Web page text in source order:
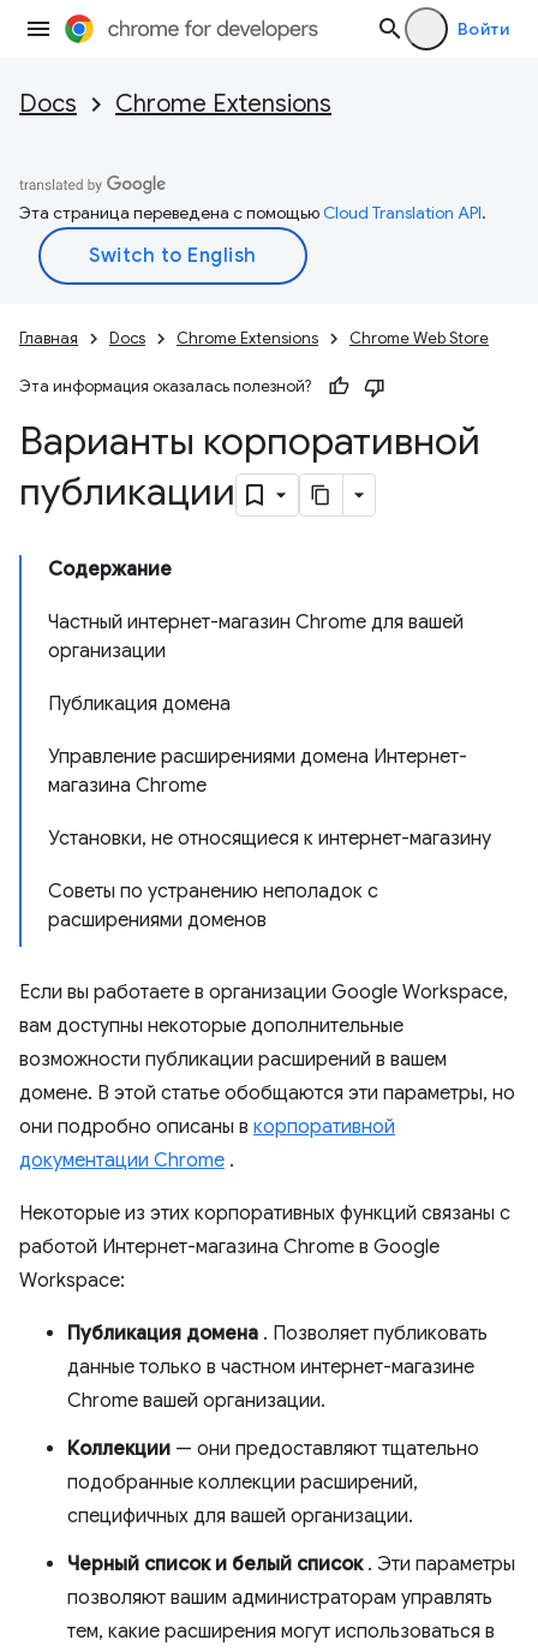
Войти
Docs Chrome Extensions
Эта страница переведена с помощьюCloud Translation API.
Главная Docs Chrome Extensions Chrome Web Store
Эта информация оказалась полезной?
Варианты корпоративной
публикации
Содержание
Частный интернет-магазин Chrome для вашей
организации
Публикация домена
Управление расширениями домена Интернет-
магазина Chrome
Установки, не относящиеся к интернет-магазину
Советы по устранению неполадок с
расширениями доменов
Если вы работаете в организации Google Workspace,
вам доступны некоторые дополнительные
возможности публикации расширений в вашем
домене. В этой статье обобщаются эти параметры, но
они подробно описаны в корпоративной
документации Chrome .
Некоторые из этих корпоративных функций связаны с
работой Интернет-магазина Chrome в Google
Workspace:
Публикация домена . Позволяет публиковать
данные только в частном интернет-магазине
Chrome вашей организации.
Коллекции — они предоставляют тщательно
подобранные коллекции расширений,
специфичных для вашей организации.
Черный список и белый список. Эти параметры
позволяют вашим администраторам управлять
тем, какие расширения могут использоваться в